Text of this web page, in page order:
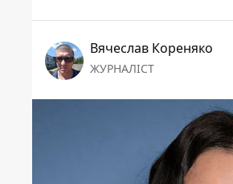
Вячеслав Кореняко
ЖУРНАЛІСТ